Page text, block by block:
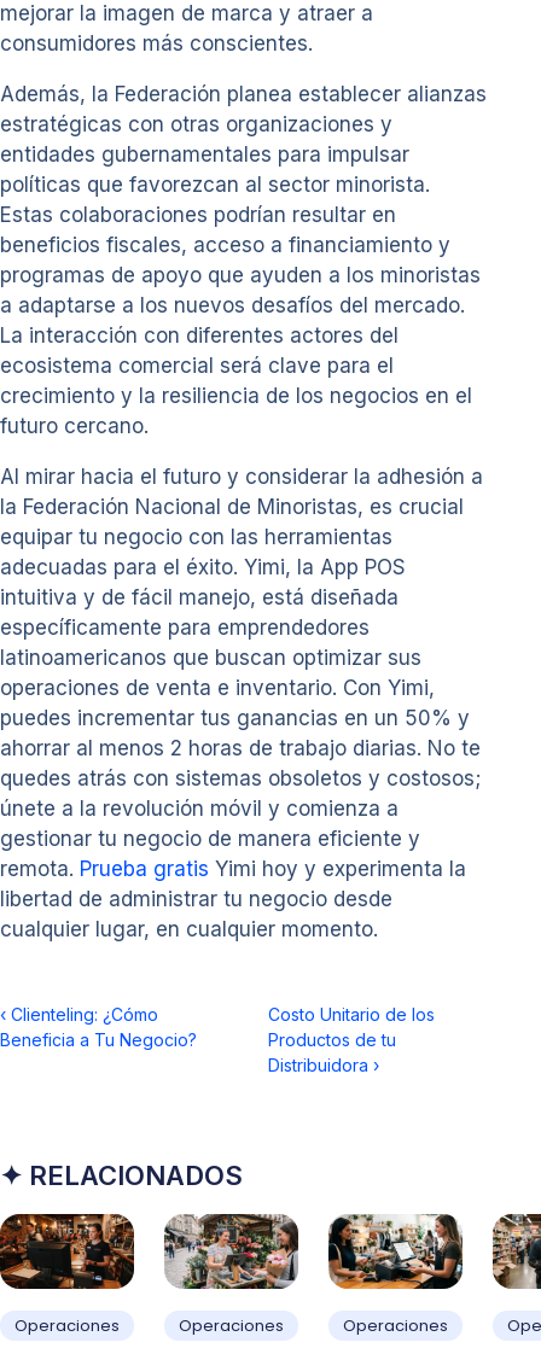
mejorar la imagen de marca y atraer a
consumidores más conscientes.
Además, la Federación planea establecer alianzas
estratégicas con otras organizaciones y
entidades gubernamentales para impulsar
políticas que favorezcan al sector minorista.
Estas colaboraciones podrían resultar en
beneficios fiscales, acceso a financiamiento y
programas de apoyo que ayuden a los minoristas
a adaptarse a los nuevos desafíos del mercado.
La interacción con diferentes actores del
ecosistema comercial será clave para el
crecimiento y la resiliencia de los negocios en el
futuro cercano.
Al mirar hacia el futuro y considerar la adhesión a
la Federación Nacional de Minoristas, es crucial
equipar tu negocio con las herramientas
adecuadas para el éxito. Yimi, la App POS
intuitiva y de fácil manejo, está diseñada
específicamente para emprendedores
latinoamericanos que buscan optimizar sus
operaciones de venta e inventario. Con Yimi,
puedes incrementar tus ganancias en un 50% y
ahorrar al menos 2 horas de trabajo diarias. No te
quedes atrás con sistemas obsoletos y costosos;
únete a la revolución móvil y comienza a
gestionar tu negocio de manera eficiente y
remota. Prueba gratis Yimi hoy y experimenta la
libertad de administrar tu negocio desde
cualquier lugar, en cualquier momento.
‹ Clienteling: ¿Cómo
Beneficia a Tu Negocio?
Costo Unitario de los
Productos de tu
Distribuidora ›
✦ RELACIONADOS
Operaciones Operaciones Operaciones